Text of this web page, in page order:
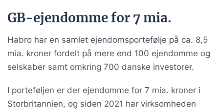
GB-ejendomme for 7 mia.
Habro har en samlet ejendomsportefølje på ca. 8,5
mia. kroner fordelt på mere end 100 ejendomme og
selskaber samt omkring 700 danske investorer.
I porteføljen er der ejendomme for 7 mia. kroner i
Storbritannien, og siden 2021 har virksomheden